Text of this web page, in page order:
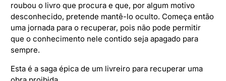
roubou o livro que procura e que, por algum motivo
desconhecido, pretende mantê-lo oculto. Começa então
uma jornada para o recuperar, pois não pode permitir
que o conhecimento nele contido seja apagado para
sempre.
Esta é a saga épica de um livreiro para recuperar uma